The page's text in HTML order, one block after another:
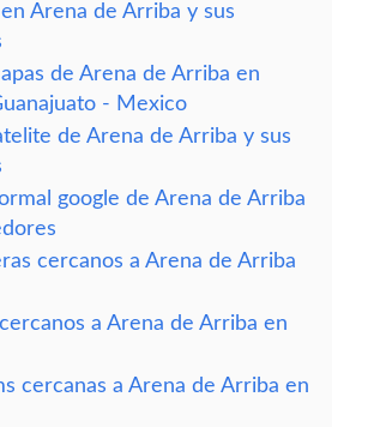
Arena de Arriba y sus
de Arena de Arriba en
- Mexico
de Arena de Arriba y sus
google de Arena de Arriba
cercanos a Arena de Arriba
a Arena de Arriba en
cercanas a Arena de Arriba en